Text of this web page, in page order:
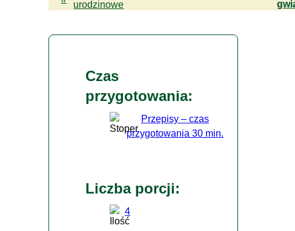
urodzinowe
Czas
przygotowania:
Przepisy – czas
przygotowania 30 min.
Liczba porcji:
4